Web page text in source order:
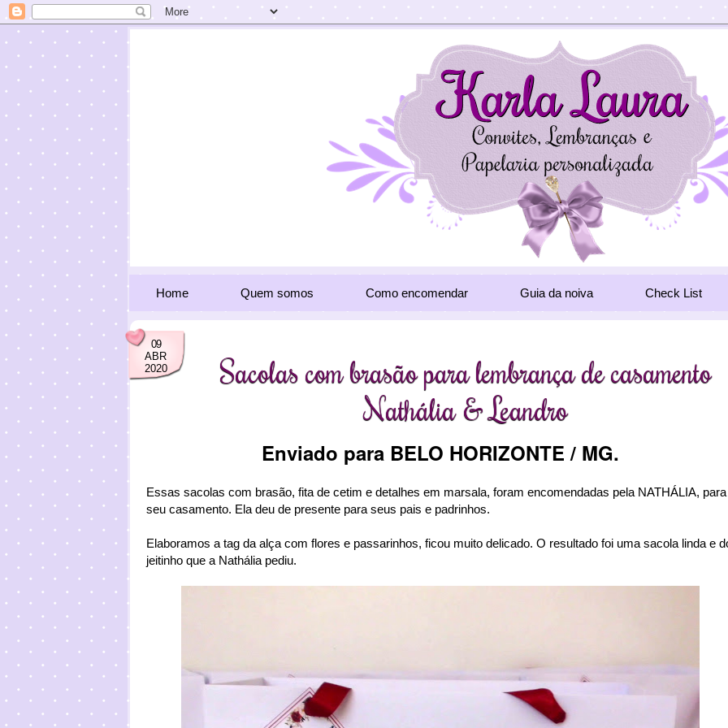
Home Quem somos Como encomendar Guia da noiva Check List
09
ABR
2020
Sacolas com brasão para lembrança de casamento
Nathália & Leandro
Enviado para BELO HORIZONTE / MG.
Essas sacolas com brasão, fita de cetim e detalhes em marsala, foram encomendadas pela NATHÁLIA, para
seu casamento. Ela deu de presente para seus pais e padrinhos.
Elaboramos a tag da alça com flores e passarinhos, ficou muito delicado. O resultado foi uma sacola linda e
jeitinho que a Nathália pediu.